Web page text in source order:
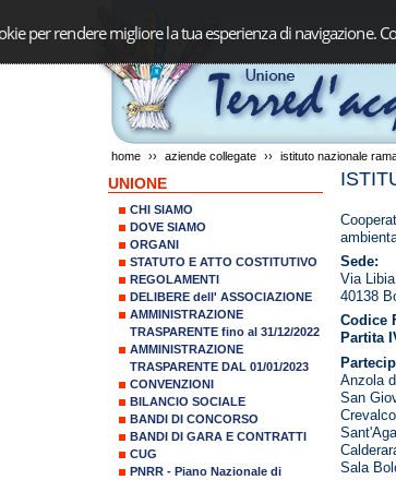
per rendere migliore la tua esperienza di navigazione.
home ›› aziende collegate ›› istituto nazionale
UNIONE
CHI SIAMO
DOVE SIAMO
ORGANI
STATUTO E ATTO COSTITUTIVO
REGOLAMENTI
DELIBERE dell' ASSOCIAZIONE
AMMINISTRAZIONE
TRASPARENTE fino al 31/12/2022
AMMINISTRAZIONE
TRASPARENTE DAL 01/01/2023
CONVENZIONI
BILANCIO SOCIALE
BANDI DI CONCORSO
BANDI DI GARA E CONTRATTI
CUG
PNRR - Piano Nazionale di
Sede:
Via
40138
Codice
Partita
Anzola
San
Sala